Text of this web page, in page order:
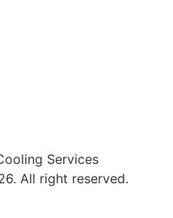
Services
All right reserved.